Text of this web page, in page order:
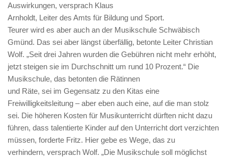
Auswirkungen, versprach Klaus
Arnholdt, Leiter des Amts für Bildung und Sport.
Teurer wird es aber auch an der Musikschule Schwäbisch
Gmünd. Das sei aber längst überfällig, betonte Leiter Christian
Wolf. „Seit drei Jahren wurden die Gebühren nicht mehr erhöht,
jetzt steigen sie im Durchschnitt um rund 10 Prozent.“ Die
Musikschule, das betonten die Rätinnen
und Räte, sei im Gegensatz zu den Kitas eine
Freiwilligkeitsleitung – aber eben auch eine, auf die man stolz
sei. Die höheren Kosten für Musikunterricht dürften nicht dazu
führen, dass talentierte Kinder auf den Unterricht dort verzichten
müssen, forderte Fritz. Hier gebe es Wege, das zu
verhindern, versprach Wolf. „Die Musikschule soll möglichst